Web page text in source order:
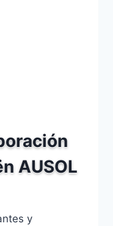
AUSOL
y